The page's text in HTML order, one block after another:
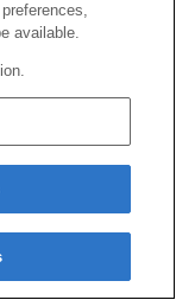
2026 Sony Corporation
available.